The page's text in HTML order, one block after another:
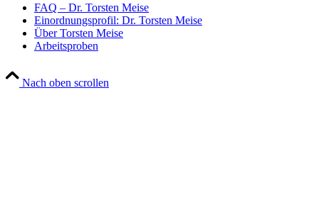
FAQ – Dr. Torsten Meise
Einordnungsprofil: Dr. Torsten Meise
Über Torsten Meise
Arbeitsproben
Nach oben scrollen